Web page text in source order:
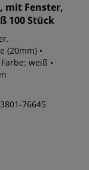
mit Fenster,
100 Stück
(20mm) •
weiß •
76645